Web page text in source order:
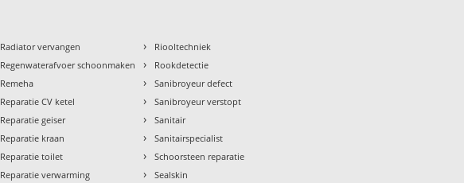
Radiator vervangen
Regenwaterafvoer schoonmaken
Remeha
Reparatie CV ketel
Reparatie geiser
Reparatie kraan
Reparatie toilet
Reparatie verwarming
› Riooltechniek
› Rookdetectie
› Sanibroyeur defect
› Sanibroyeur verstopt
› Sanitair
› Sanitairspecialist
› Schoorsteen reparatie
› Sealskin